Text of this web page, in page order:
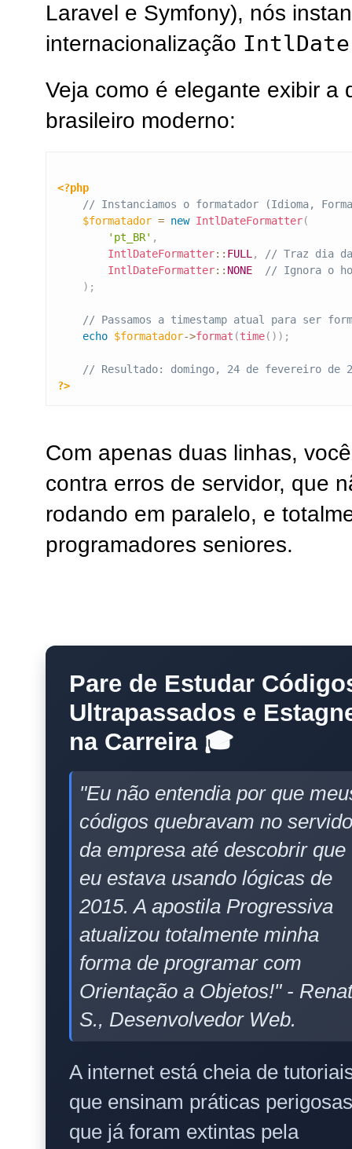
Laravel e Symfony), nós
internacionalização
Veja como é elegante exibir a
brasileiro moderno:
<?php
// Instanciamos o formatador (Idioma,
$formatador = new IntlDateFormatter(
'pt_BR' ,
IntlDateFormatter:: FULL ,
// Traz dia da
IntlDateFormatter:: NONE
// Ignora o
) ;
// Passamos a timestamp atual para ser
echo $formatador->format (time( ) ) ;
// Resultado: domingo, 24 de fevereiro de
?>
Com apenas duas linhas,
contra erros de servidor, que
rodando em paralelo, e
programadores seniores.
Pare de Estudar
Ultrapassados e
na Carreira 🎓
"Eu não entendia por que
códigos quebravam no
da empresa até descobrir que
eu estava usando lógicas de
2015. A apostila Progressiva
atualizou totalmente minha
forma de programar com
Orientação a Objetos!" -
S., Desenvolvedor Web.
A internet está cheia de
que ensinam práticas perigosas
que já foram extintas pela